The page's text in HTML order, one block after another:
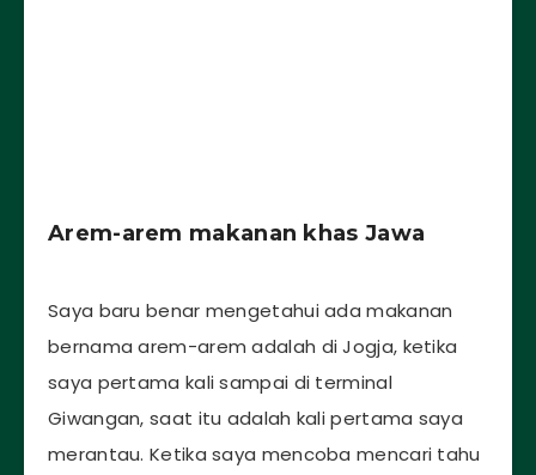
Arem-arem makanan khas Jawa
Saya baru benar mengetahui ada makanan
bernama arem-arem adalah di Jogja, ketika
saya pertama kali sampai di terminal
Giwangan, saat itu adalah kali pertama saya
merantau. Ketika saya mencoba mencari tahu